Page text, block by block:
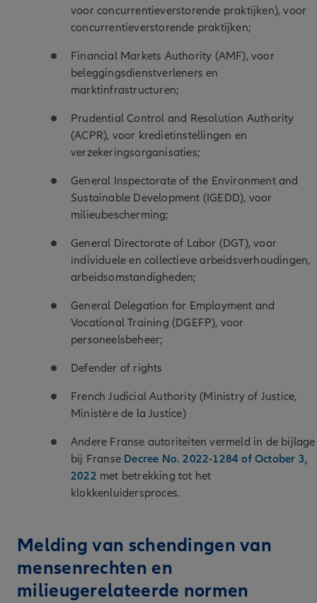
voor concurrentieverstorende praktijken), voor
concurrentieverstorende praktijken;
Financial Markets Authority (AMF), voor
beleggingsdienstverleners en
marktinfrastructuren;
Prudential Control and Resolution Authority
(ACPR), voor kredietinstellingen en
verzekeringsorganisaties;
General Inspectorate of the Environment and
Sustainable Development (IGEDD), voor
milieubescherming;
General Directorate of Labor (DGT), voor
individuele en collectieve arbeidsverhoudingen,
arbeidsomstandigheden;
General Delegation for Employment and
Vocational Training (DGEFP), voor
personeelsbeheer;
Defender of rights
French Judicial Authority (Ministry of Justice,
Ministère de la Justice)
Andere Franse autoriteiten vermeld in de bijlage
bij Franse Decree No. 2022-1284 of October 3,
2022 met betrekking tot het
klokkenluidersproces.
Melding van schendingen van
mensenrechten en
milieugerelateerde normen